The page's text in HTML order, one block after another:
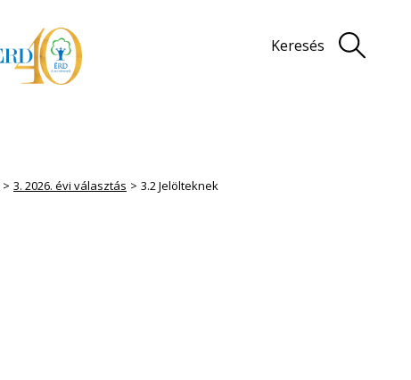
Keresés
3. 2026. évi választás 3.2 Jelölteknek